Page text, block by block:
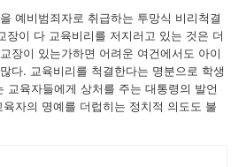
예비범죄자로 취급하는 투망식 비리척결
이 다 교육비리를 저지러고 있는 것은 더
장이 있는가하면 어려운 여건에서도 아이
다. 교육비리를 척결한다는 명분으로 학생
육자들에게 상처를 주는 대통령의 발언
자의 명예를 더럽히는 정치적 의도도 불